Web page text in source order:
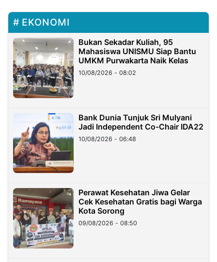
EKONOMI
Bukan Sekadar Kuliah, 95
Mahasiswa UNISMU Siap Bantu
UMKM Purwakarta Naik Kelas
10/08/2026 - 08:02
Bank Dunia Tunjuk Sri Mulyani
Jadi Independent Co-Chair IDA22
10/08/2026 - 06:48
Perawat Kesehatan Jiwa Gelar
Cek Kesehatan Gratis bagi Warga
Kota Sorong
09/08/2026 - 08:50